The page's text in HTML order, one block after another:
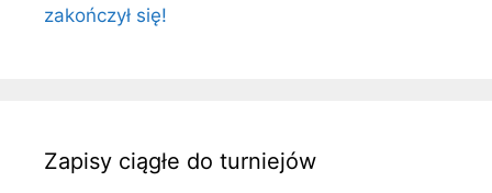
zakończył się!
Zapisy ciągłe do turniejów